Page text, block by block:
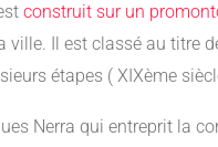
construit sur un
ville. Il est classé au titre
étapes ( XIXème
Nerra qui entreprit la